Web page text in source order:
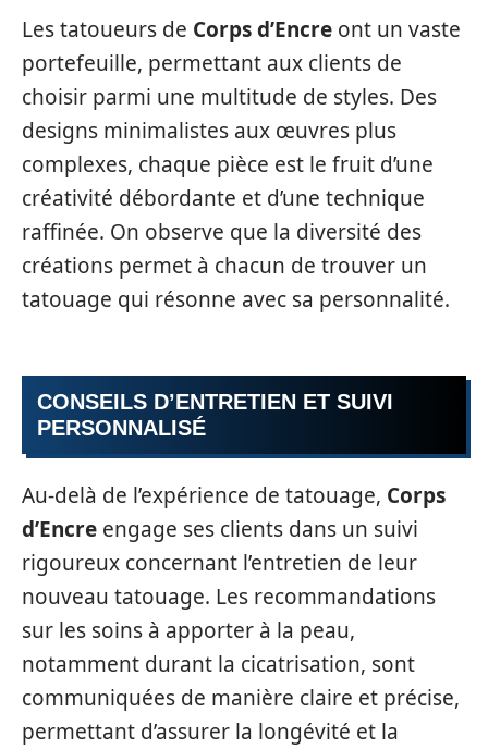
Les tatoueurs de Corps d’Encre ont un vaste
portefeuille, permettant aux clients de
choisir parmi une multitude de styles. Des
designs minimalistes aux œuvres plus
complexes, chaque pièce est le fruit d’une
créativité débordante et d’une technique
raffinée. On observe que la diversité des
créations permet à chacun de trouver un
tatouage qui résonne avec sa personnalité.
CONSEILS D’ENTRETIEN ET SUIVI
PERSONNALISÉ
Au-delà de l’expérience de tatouage, Corps
d’Encre engage ses clients dans un suivi
rigoureux concernant l’entretien de leur
nouveau tatouage. Les recommandations
sur les soins à apporter à la peau,
notamment durant la cicatrisation, sont
communiquées de manière claire et précise,
permettant d’assurer la longévité et la